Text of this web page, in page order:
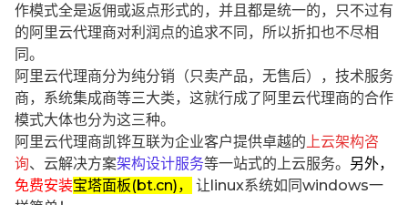
作模式全是返佣或返点形式的，并且都是统一的，只不过有
的阿里云代理商对利润点的追求不同，所以折扣也不尽相
同。
阿里云代理商分为纯分销（只卖产品，无售后），技术服务
商，系统集成商等三大类，这就行成了阿里云代理商的合作
模式大体也分为这三种。
阿里云代理商凯铧互联为企业客户提供卓越的 上云架构咨
询、云解决方案架构设计服务等一站式的上云服务。 另外，
免费安装宝塔面板(bt.cn)，
让linux系统如同windows一